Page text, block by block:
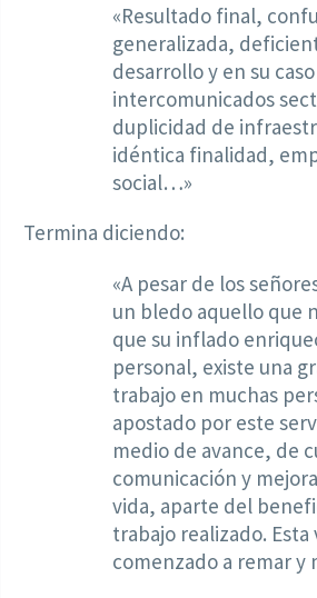
«Resultado final,
generalizada,
desarrollo y en su
intercomunicados
duplicidad de
idéntica finalidad,
social…»
Termina diciendo:
«A pesar de los
un bledo aquello que
que su inflado
personal, existe una
trabajo en muchas
apostado por este
medio de avance, de
comunicación y
vida, aparte del
trabajo realizado.
comenzado a remar y